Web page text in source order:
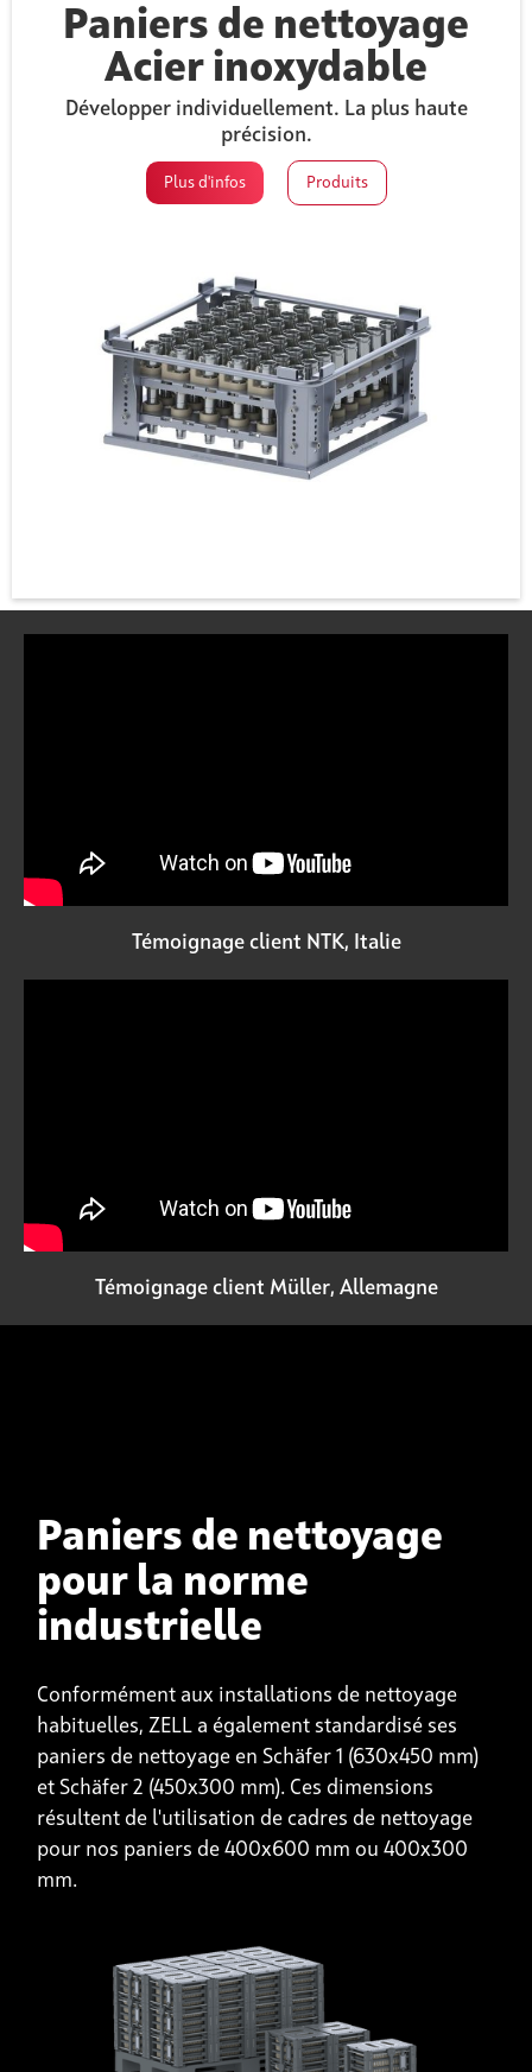
Paniers de nettoyage
Acier inoxydable
Développer individuellement. La plus haute
précision.
Plus d'infos Produits
Témoignage client NTK, Italie
Témoignage client Müller, Allemagne
Paniers de nettoyage
pour la norme
industrielle
Conformément aux installations de nettoyage
habituelles, ZELL a également standardisé ses
paniers de nettoyage en Schäfer 1 (630x450 mm)
et Schäfer 2 (450x300 mm). Ces dimensions
résultent de l'utilisation de cadres de nettoyage
pour nos paniers de 400x600 mm ou 400x300
mm.